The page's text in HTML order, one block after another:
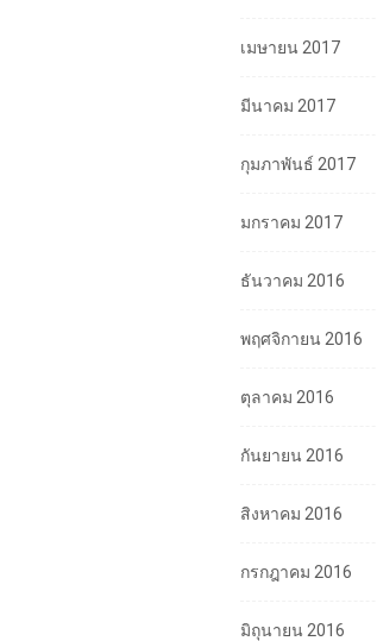
เมษายน 2017
มีนาคม 2017
กุมภาพันธ์ 2017
มกราคม 2017
ธันวาคม 2016
พฤศจิกายน 2016
ตุลาคม 2016
กันยายน 2016
สิงหาคม 2016
กรกฎาคม 2016
มิถุนายน 2016